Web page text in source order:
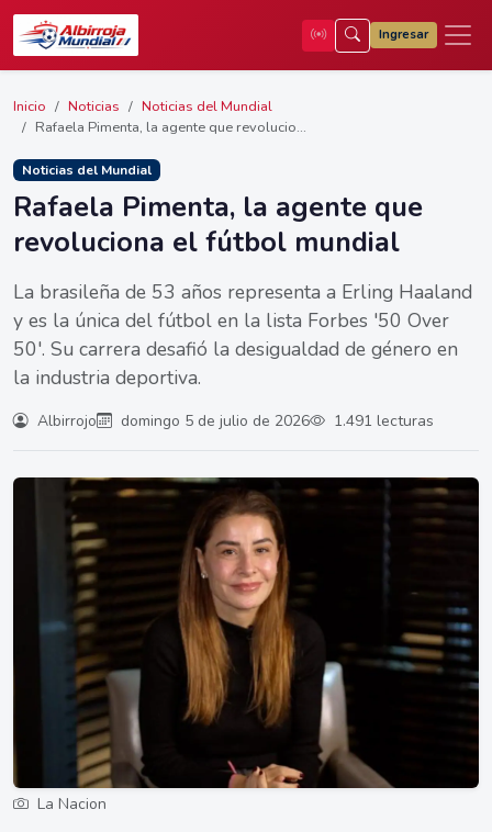
Ingresar
Inicio Noticias
Noticias del Mundial
Rafaela Pimenta, la agente que revolucio...
Noticias del Mundial
Rafaela Pimenta, la agente que
revoluciona el fútbol mundial
La brasileña de 53 años representa a Erling Haaland
y es la única del fútbol en la lista Forbes '50 Over
50'. Su carrera desafió la desigualdad de género en
la industria deportiva.
Albirrojo domingo 5 de julio de 2026 1.491 lecturas
La Nacion